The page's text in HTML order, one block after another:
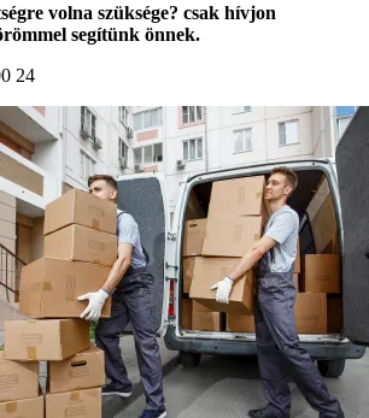
volna szüksége? csak hívjon
segítünk önnek.
24